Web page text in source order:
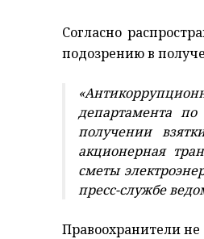
Согласно
подозрению в
департамента
получении
акционерная
сметы
пресс-службе
Правоохранители не